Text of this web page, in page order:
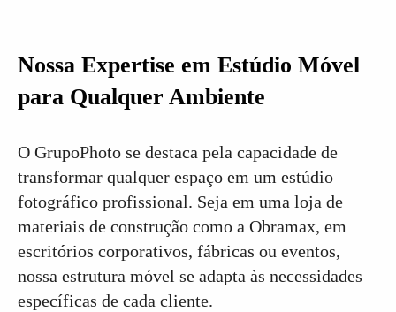
Nossa Expertise em Estúdio Móvel
para Qualquer Ambiente
O GrupoPhoto se destaca pela capacidade de
transformar qualquer espaço em um estúdio
fotográfico profissional. Seja em uma loja de
materiais de construção como a Obramax, em
escritórios corporativos, fábricas ou eventos,
nossa estrutura móvel se adapta às necessidades
específicas de cada cliente.